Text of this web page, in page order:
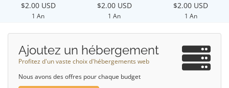
$2.00 USD
1 An
$2.00 USD
1 An
$2.00 USD
1 An
Ajoutez un hébergement
Profitez d'un vaste choix d'hébergements web
Nous avons des offres pour chaque budget